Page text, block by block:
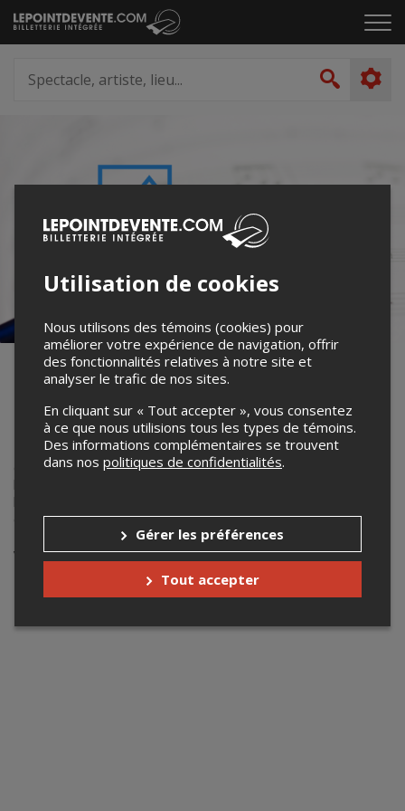
Passer
au
le
artiste,
lieu...
Concerts de musique du Collège
Beaubois
Laissez-vous emporter par la magie lors de nos concerts
des activités musicales. Au programme, vous entendrez
de vous y voir !
Votre recherche n'a retourné aucun
Utilisation de cookies
Nous utilisons des témoins (cookies) pour
améliorer votre expérience de navigation, offrir
des fonctionnalités relatives à notre site et
analyser le trafic de nos sites.
En cliquant sur « Tout accepter », vous consentez
à ce que nous utilisions tous les types de témoins.
Des informations complémentaires se trouvent
dans nos politiques de confidentialités.
Gérer les préférences
Tout accepter